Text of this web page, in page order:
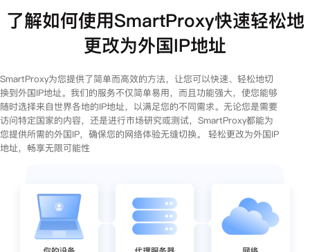
了解如何使用SmartProxy快速轻松地
更改为外国IP地址
SmartProxy为您提供了简单而高效的方法，让您可以快速、轻松地切
换到外国IP地址。我们的服务不仅简单易用，而且功能强大，使您能够
随时选择来自世界各地的IP地址，以满足您的不同需求。无论您是需要
访问特定国家的内容，还是进行市场研究或测试，SmartProxy都能为
您提供所需的外国IP，确保您的网络体验无缝切换。 轻松更改为外国IP
地址，畅享无限可能性